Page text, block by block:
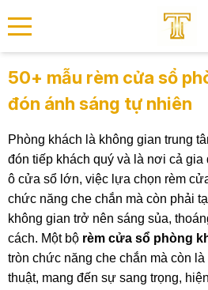
menu
50+ mẫu rèm cửa sổ
đón ánh sáng tự nhiên
Phòng khách là không gian trung
đón tiếp khách quý và là nơi cả
ô cửa sổ lớn, việc lựa chọn rèm
chức năng che chắn mà còn phải
không gian trở nên sáng sủa,
cách. Một bộ rèm cửa sổ phòng
tròn chức năng che chắn mà còn
thuật, mang đến sự sang trọng,